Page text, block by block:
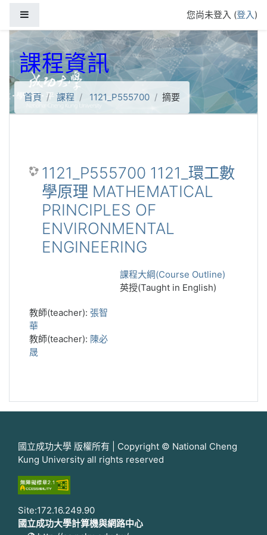
您尚未登入 (登入)
課程資訊
首頁 課程 1121_P555700 摘要
1121_P555700 1121_環工數
學原理 MATHEMATICAL
PRINCIPLES OF
ENVIRONMENTAL
ENGINEERING
課程大綱(Course Outline)
英授(Taught in English)
教師(teacher): 張智
華
教師(teacher): 陳必
晟
國立成功大學 版權所有 | Copyright © National Cheng
Kung University all rights reserved
Site:172.16.249.90
國立成功大學計算機與網路中心